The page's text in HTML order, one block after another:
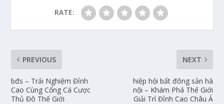
RATE:
PREVIOUS
bđs – Trải Nghiệm Đỉnh
Cao Cùng Cổng Cá Cược
Thủ Đô Thế Giới
NEXT
hiệp hội bất đông sản hà
nội – Khám Phá Thế Giới
Giải Trí Đỉnh Cao Châu Á